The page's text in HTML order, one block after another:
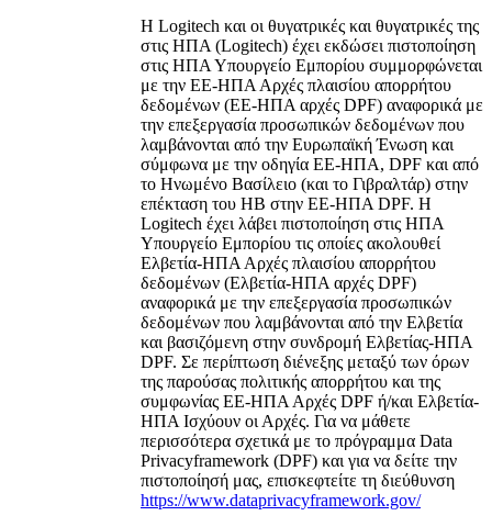
Η Logitech και οι θυγατρικές και θυγατρικές της
στις ΗΠΑ (Logitech) έχει εκδώσει πιστοποίηση
στις ΗΠΑ Υπουργείο Εμπορίου συμμορφώνεται
με την ΕΕ-ΗΠΑ Αρχές πλαισίου απορρήτου
δεδομένων (ΕΕ-ΗΠΑ αρχές DPF) αναφορικά με
την επεξεργασία προσωπικών δεδομένων που
λαμβάνονται από την Ευρωπαϊκή Ένωση και
σύμφωνα με την οδηγία ΕΕ-ΗΠΑ, DPF και από
το Ηνωμένο Βασίλειο (και το Γιβραλτάρ) στην
επέκταση του ΗΒ στην ΕΕ-ΗΠΑ DPF. Η
Logitech έχει λάβει πιστοποίηση στις ΗΠΑ
Υπουργείο Εμπορίου τις οποίες ακολουθεί
Ελβετία-ΗΠΑ Αρχές πλαισίου απορρήτου
δεδομένων (Ελβετία-ΗΠΑ αρχές DPF)
αναφορικά με την επεξεργασία προσωπικών
δεδομένων που λαμβάνονται από την Ελβετία
και βασιζόμενη στην συνδρομή Ελβετίας-ΗΠΑ
DPF. Σε περίπτωση διένεξης μεταξύ των όρων
της παρούσας πολιτικής απορρήτου και της
συμφωνίας ΕΕ-ΗΠΑ Αρχές DPF ή/και Ελβετία-
ΗΠΑ Ισχύουν οι Αρχές. Για να μάθετε
περισσότερα σχετικά με το πρόγραμμα Data
Privacyframework (DPF) και για να δείτε την
πιστοποίησή μας, επισκεφτείτε τη διεύθυνση
https://www.dataprivacyframework.gov/